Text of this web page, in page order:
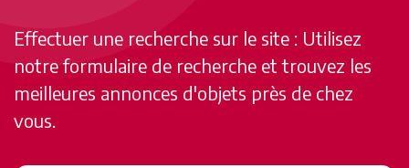
Effectuer une recherche sur le site : Utilisez
notre formulaire de recherche et trouvez les
meilleures annonces d'objets près de chez
vous.